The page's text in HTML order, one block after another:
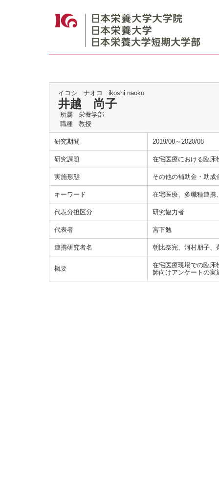
イコシ ナオコ ikoshi naoko
井越 尚子
所属
栄養学部
職種
教授
研究期間 2019/08～2020/08
研究課題 在宅医療における臨床
実施形態 その他の補助金・助成
キーワード 在宅医療、多職種連携
代表分担区分 研究協力者
代表者 宮下勉
連携研究者名 朝比奈完、河村朋子、
概要
在宅医療現場での臨床
師向けアンケートの実